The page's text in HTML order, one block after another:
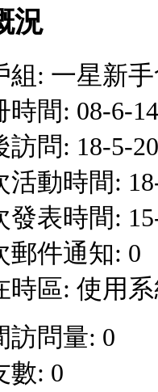
況
組: 一星新
時間: 08-6-
訪問: 18-5-
活動時間:
發表時間:
郵件通知: 0
時區: 使用
訪問量: 0
數: 0